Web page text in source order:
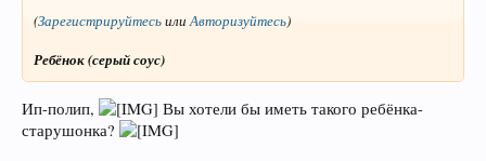
(ЗарегистрируйтесьилиАвторизуйтесь)
Ребёнок (серый соус)
Ип-полип,
Вы хотели бы иметь такого ребёнка-
старушонка?